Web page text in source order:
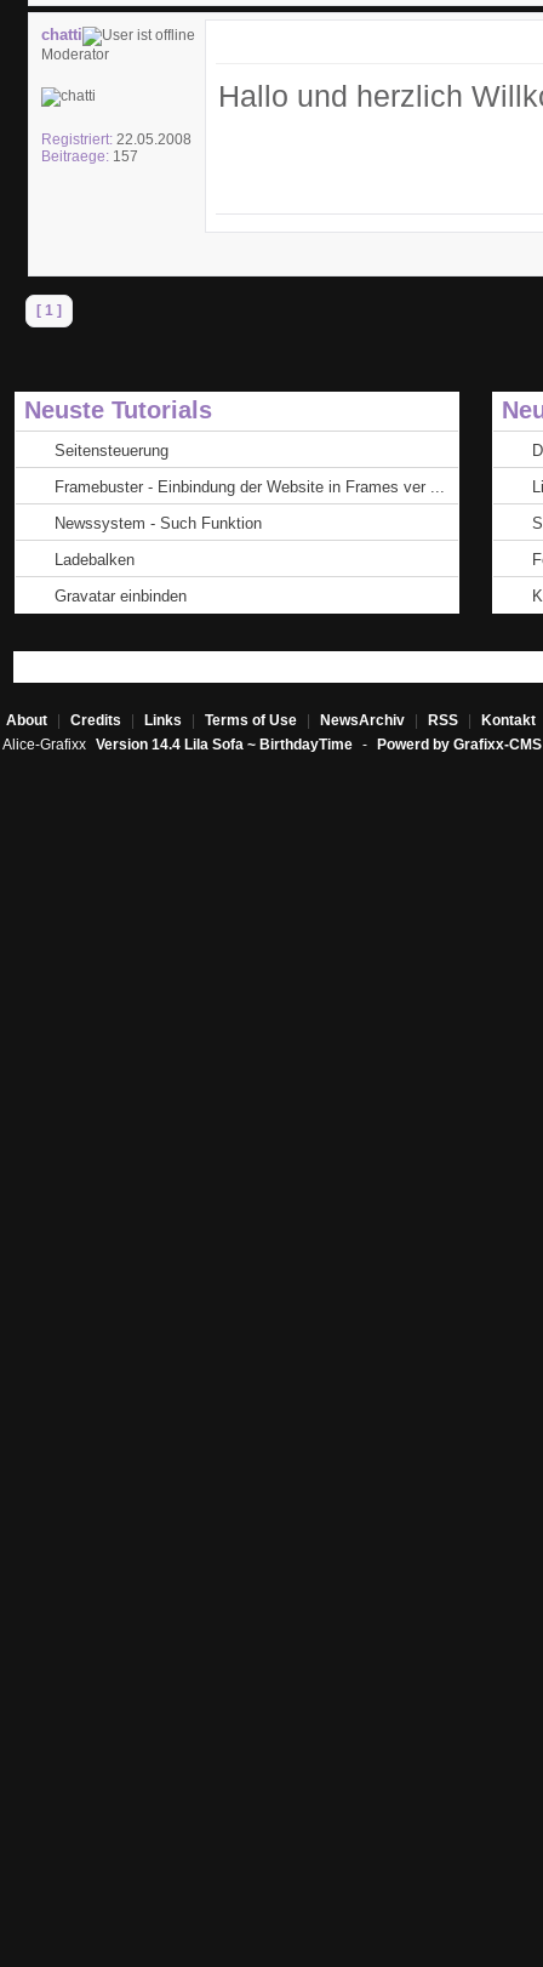
chatti
Moderator
Registriert: 22.05.2008
Beitraege: 157
Hallo und herzlich
[ 1 ]
Neuste Tutorials
Seitensteuerung
Framebuster - Einbindung der Website in Frames ver ...
Newssystem - Such Funktion
Ladebalken
Gravatar einbinden
About Credits Links Terms of Use NewsArchiv RSS Kontakt
Alice-Grafixx Version 14.4 Lila Sofa ~ BirthdayTime - Powerd by Grafixx-CMS